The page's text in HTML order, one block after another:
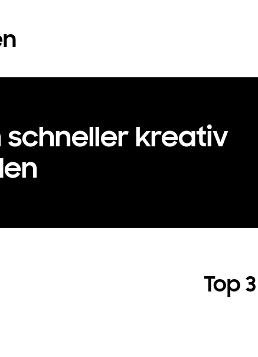
schneller kreativ
Top